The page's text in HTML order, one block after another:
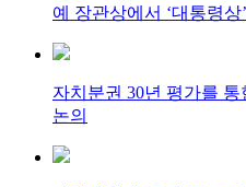
예 장관상에서 ‘대통령상
자치분권 30년 평가를
논의